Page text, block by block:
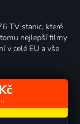
TV stanic, které
nejlepší filmy
v celé EU a vše